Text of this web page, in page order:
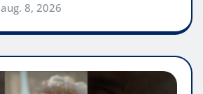
aug. 8, 2026